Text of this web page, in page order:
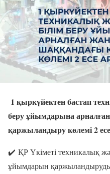
1 қыркүйектен бастап
беру ұйымдарына
қаржыландыру көлемі 2
✔️ ҚР Үкіметі техникалық
ұйымдарын